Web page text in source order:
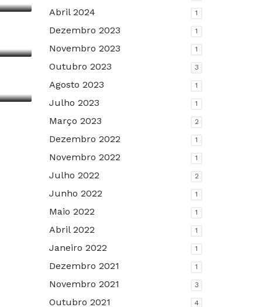
Abril 2024 1
Dezembro 2023 1
Novembro 2023 1
Outubro 2023 3
Agosto 2023 1
Julho 2023 1
Março 2023 2
Dezembro 2022 1
Novembro 2022 1
Julho 2022 2
Junho 2022 1
Maio 2022 1
Abril 2022 1
Janeiro 2022 1
Dezembro 2021 1
Novembro 2021 3
Outubro 2021 4